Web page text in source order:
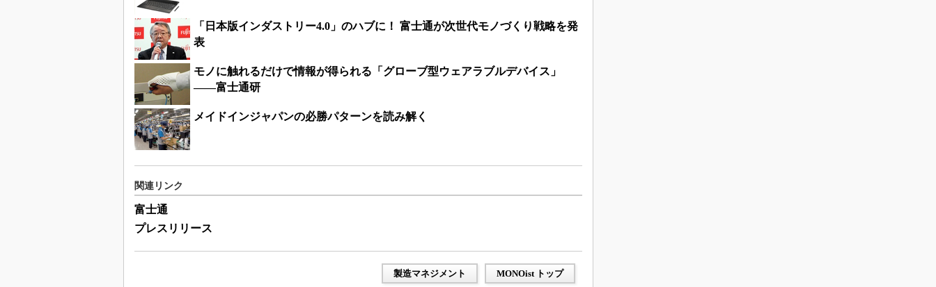
「日本版インダストリー4.0」のハブに！ 富士通が次世代モノづくり戦略を発
表
モノに触れるだけで情報が得られる「グローブ型ウェアラブルデバイス」
――富士通研
メイドインジャパンの必勝パターンを読み解く
関連リンク
富士通
プレスリリース
製造マネジメント MONOist トップ